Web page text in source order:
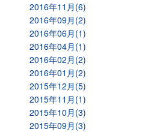
2016年11月(6)
2016年09月(2)
2016年06月(1)
2016年04月(1)
2016年02月(2)
2016年01月(2)
2015年12月(5)
2015年11月(1)
2015年10月(3)
2015年09月(3)